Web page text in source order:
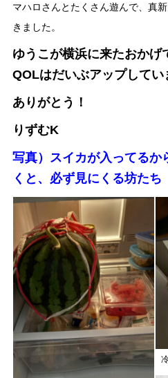
マハロさんとたくさん遊んで、真
きました。
ゆうこが横浜に来たおかげ
QOLはだいぶアップしてい
ありがとう！
りずむK
写真）スイカが入ってるか
くと、必ず見にくる坊たち